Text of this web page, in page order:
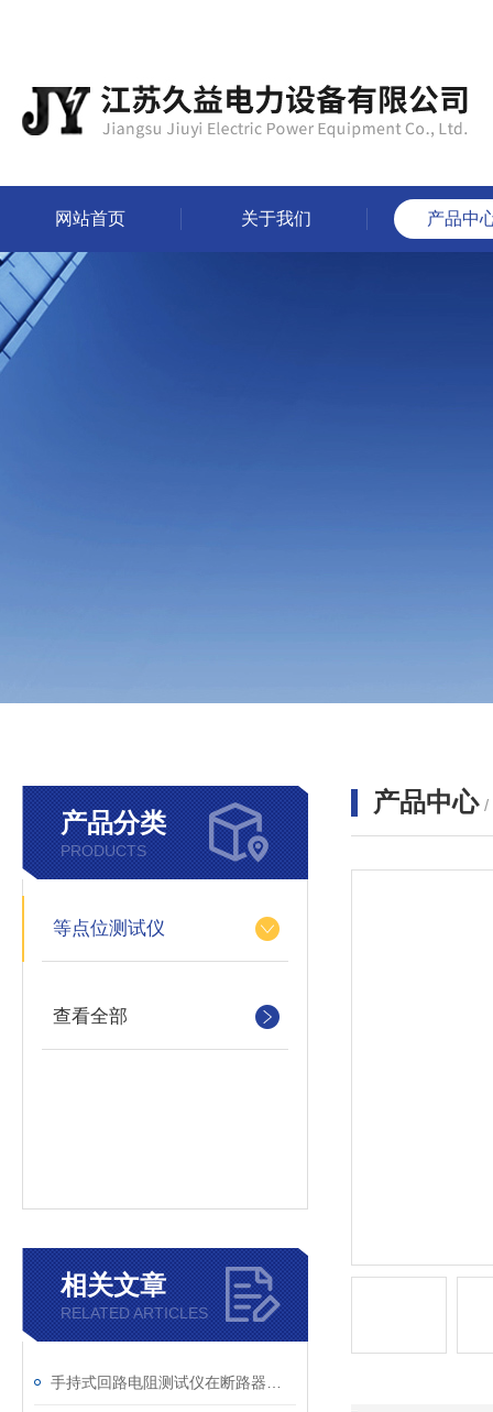
网站首页 关于我们 产品中
产品分类
PRODUCTS
等点位测试仪
查看全部
相关文章
RELATED ARTICLES
产品中心 /